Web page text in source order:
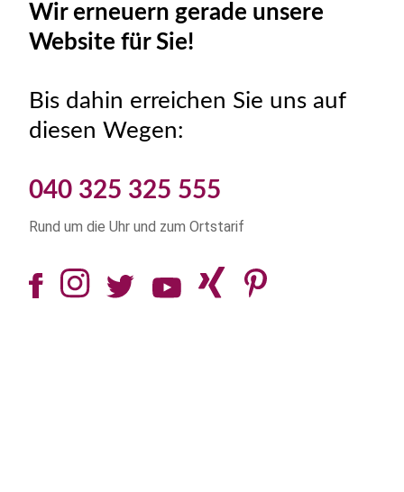
Wir erneuern gerade unsere
Website für Sie!
Bis dahin erreichen Sie uns auf
diesen Wegen:
040 325 325 555
Rund um die Uhr und zum Ortstarif